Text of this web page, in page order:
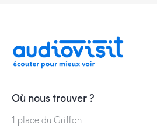
Où nous trouver ?
1 place du Griffon